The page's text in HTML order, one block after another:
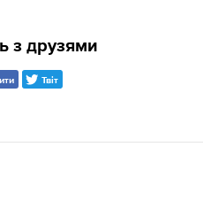
з друзями
Твіт